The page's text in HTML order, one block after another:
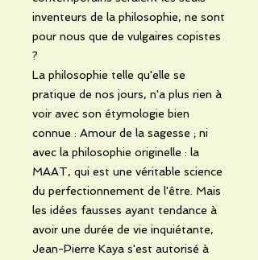
inventeurs de la philosophie, ne sont
pour nous que de vulgaires copistes
?
La philosophie telle qu'elle se
pratique de nos jours, n'a plus rien à
voir avec son étymologie bien
connue : Amour de la sagesse ; ni
avec la philosophie originelle : la
MAAT, qui est une véritable science
du perfectionnement de l'être. Mais
les idées fausses ayant tendance à
avoir une durée de vie inquiétante,
Jean-Pierre Kaya s'est autorisé à